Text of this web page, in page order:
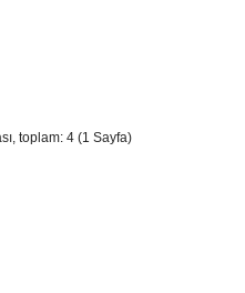
toplam: 4 (1 Sayfa)